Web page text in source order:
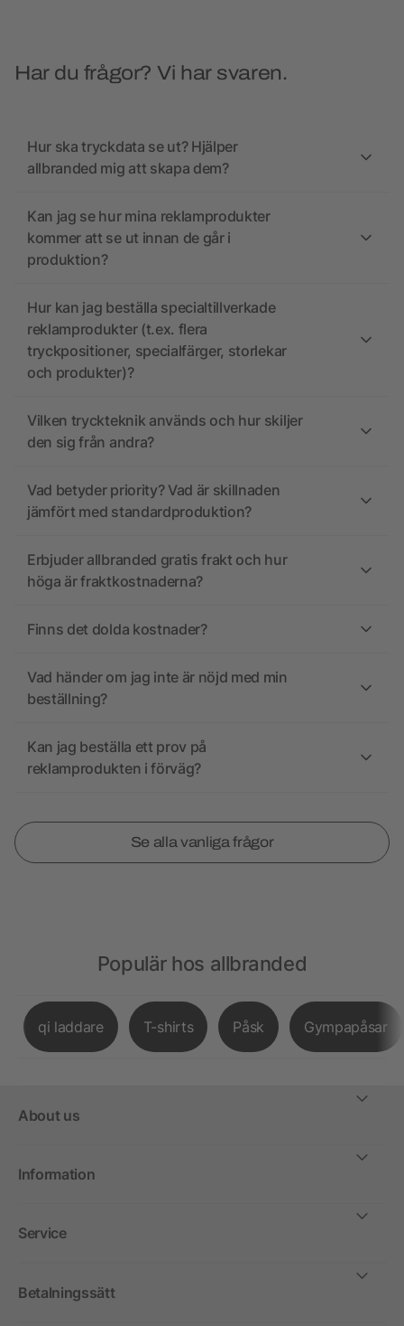
Har du frågor? Vi har svaren.
Hur ska tryckdata se ut? Hjälper
allbranded mig att skapa dem?
Kan jag se hur mina reklamprodukter
kommer att se ut innan de går i
produktion?
Hur kan jag beställa specialtillverkade
reklamprodukter (t.ex. flera
tryckpositioner, specialfärger, storlekar
och produkter)?
Vilken tryckteknik används och hur skiljer
den sig från andra?
Vad betyder priority? Vad är skillnaden
jämfört med standardproduktion?
Erbjuder allbranded gratis frakt och hur
höga är fraktkostnaderna?
Finns det dolda kostnader?
Vad händer om jag inte är nöjd med min
beställning?
Kan jag beställa ett prov på
reklamprodukten i förväg?
Se alla vanliga frågor
Populär hos allbranded
qi laddare T-shirts Påsk Gympapåsar
About us
Information
Service
Betalningssätt